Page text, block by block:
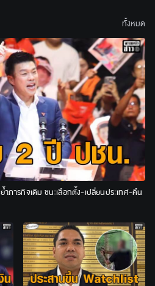
ภารกิจเดิม ชนะเลือกตั้ง-เปลี่ยนประเทศ-คืน
ทั้งหมด